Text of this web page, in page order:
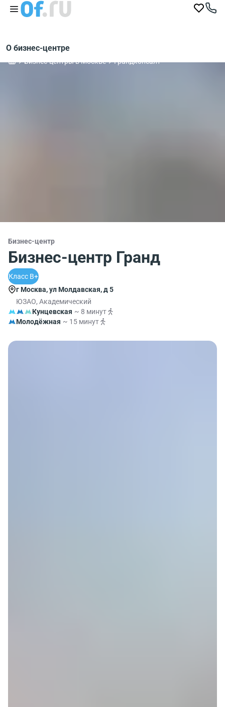
О бизнес-центре
Бизнес-центры в Москве Грандконсалт
Бизнес-центр
Бизнес-центр Гранд
Класс B+
г Москва, ул Молдавская, д 5
ЮЗАО, Академический
Кунцевская ~ 8 минут
Молодёжная ~ 15 минут